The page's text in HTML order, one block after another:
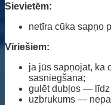
Sievietēm:
netīra cūka sapņo
Vīriešiem:
ja jūs sapņojat, ka
sasniegšana;
gulēt dubļos — līdz
uzbrukums —